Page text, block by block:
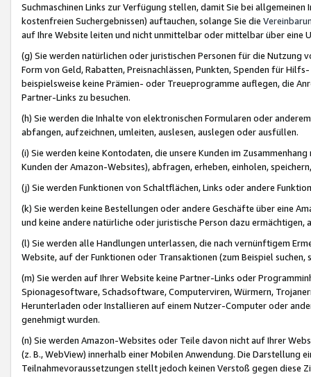
Suchmaschinen Links zur Verfügung stellen, damit Sie bei
kostenfreien Suchergebnissen) auftauchen, solange Sie die
auf Ihre Website leiten und nicht unmittelbar oder mittelbar über eine
(g) Sie werden natürlichen oder juristischen Personen für die Nutzung
Form von Geld, Rabatten, Preisnachlässen, Punkten, Spenden für
beispielsweise keine Prämien- oder Treueprogramme auflegen, die
Partner-Links zu besuchen.
(h) Sie werden die Inhalte von elektronischen Formularen oder
abfangen, aufzeichnen, umleiten, auslesen, auslegen oder ausfüllen.
(i) Sie werden keine Kontodaten, die unsere Kunden im
Kunden der Amazon-Websites), abfragen, erheben, einholen,
(j) Sie werden Funktionen von Schaltflächen, Links oder andere
(k) Sie werden keine Bestellungen oder andere Geschäfte über eine
und keine andere natürliche oder juristische Person dazu
(l) Sie werden alle Handlungen unterlassen, die nach vernünftigem
Website, auf der Funktionen oder Transaktionen (zum Beispiel
(m) Sie werden auf Ihrer Website keine Partner-Links oder
Spionagesoftware, Schadsoftware, Computerviren, Würmern,
Herunterladen oder Installieren auf einem Nutzer-Computer oder
genehmigt wurden.
(n) Sie werden Amazon-Websites oder Teile davon nicht auf Ihrer
(z. B., WebView) innerhalb einer Mobilen Anwendung. Die Darstellung
Teilnahmevoraussetzungen stellt jedoch keinen Verstoß gegen diese